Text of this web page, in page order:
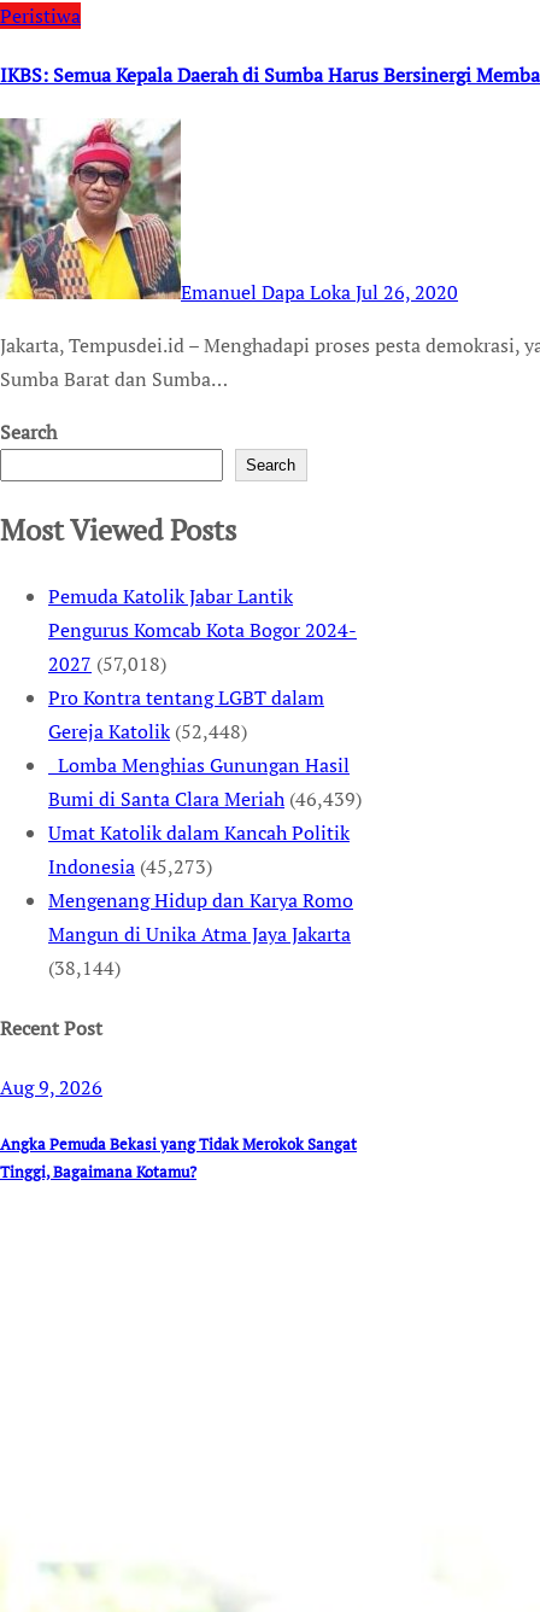
Peristiwa
IKBS: Semua Kepala Daerah di Sumba Harus Bersinergi
Emanuel Dapa LokaJul 26, 2020
Jakarta, Tempusdei.id – Menghadapi proses pesta demokrasi, yakni Pilkada yang sedang dihelat di Kabupaten
Sumba Barat dan Sumba…
Search
Search
Most Viewed Posts
Pemuda Katolik Jabar Lantik
Pengurus Komcab Kota Bogor 2024-
2027 (57,018)
Pro Kontra tentang LGBT dalam
Gereja Katolik (52,448)
Lomba Menghias Gunungan Hasil
Bumi di Santa Clara Meriah (46,439)
Umat Katolik dalam Kancah Politik
Indonesia (45,273)
Mengenang Hidup dan Karya Romo
Mangun di Unika Atma Jaya Jakarta
(38,144)
Recent Post
Aug 9, 2026
Angka Pemuda Bekasi yang Tidak Merokok Sangat
Tinggi, Bagaimana Kotamu?